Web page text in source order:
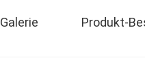
Galerie Produkt-